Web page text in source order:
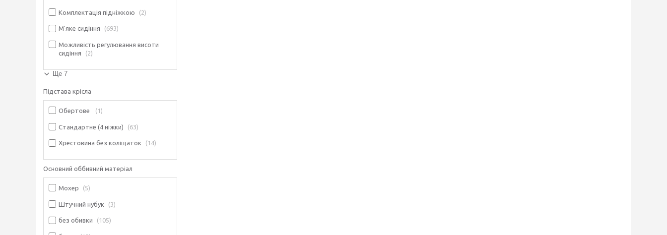
Комплектація підніжкою 2
М'яке сидіння 693
Можливість регулювання висоти
сидіння
2
Ще 7
Підстава крісла
Обертове 1
Стандартне (4 ніжки) 63
Хрестовина без коліщаток 14
Основний оббивний матеріал
Мохер 5
Штучний нубук 3
без обивки 105